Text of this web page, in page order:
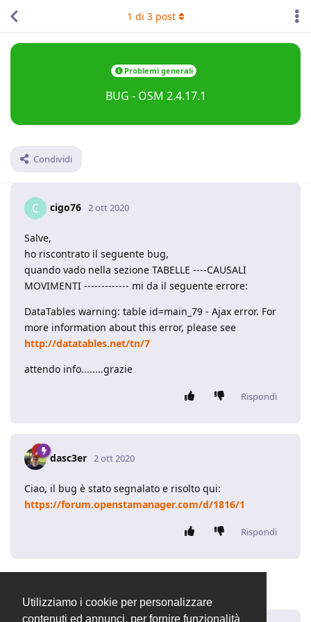
Utilizziamo i cookie per personalizzare
contenuti ed annunci, per fornire funzionalità
Problemi generali
BUG - OSM 2.4.17.1
Condividi
1 di 3post
C cigo76 2 ott 2020
Salve,
ho riscontrato il seguente bug,
quando vado nella sezione TABELLE ----CAUSALI
MOVIMENTI ------------- mi da il seguente errore:
DataTables warning: table id=main_79 - Ajax error. For
more information about this error, please see
http://datatables.net/tn/7
attendo info........grazie
Rispondi
dasc3er 2 ott 2020
Ciao, il bug è stato segnalato e risolto qui:
https://forum.openstamanager.com/d/1816/1
Rispondi